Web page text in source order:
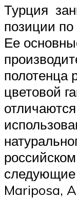
Турция
позиции по
Ее
полотенца
цветовой
Mariposa,